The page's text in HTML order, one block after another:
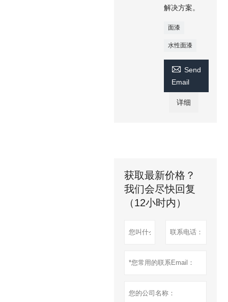
解决方案。
面漆
水性面漆
 Send
Email
详细
获取最新价格？
我们会尽快回复
（12小时内）